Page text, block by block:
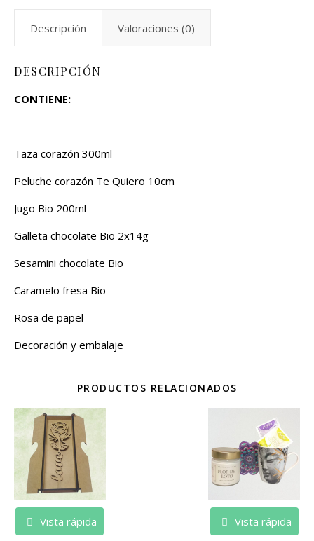
Descripción Valoraciones (0)
DESCRIPCIÓN
CONTIENE:
Taza corazón 300ml
Peluche corazón Te Quiero 10cm
Jugo Bio 200ml
Galleta chocolate Bio 2x14g
Sesamini chocolate Bio
Caramelo fresa Bio
Rosa de papel
Decoración y embalaje
PRODUCTOS RELACIONADOS
Vista rápida Vista rápida